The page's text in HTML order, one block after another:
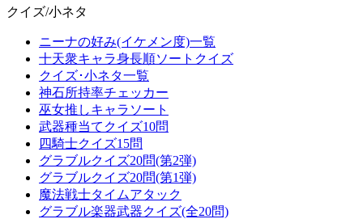
クイズ/小ネタ
ニーナの好み(イケメン度)一覧
十天衆キャラ身長順ソートクイズ
クイズ･小ネタ一覧
神石所持率チェッカー
巫女推しキャラソート
武器種当てクイズ10問
四騎士クイズ15問
グラブルクイズ20問(第2弾)
グラブルクイズ20問(第1弾)
魔法戦士タイムアタック
グラブル楽器武器クイズ(全20問)